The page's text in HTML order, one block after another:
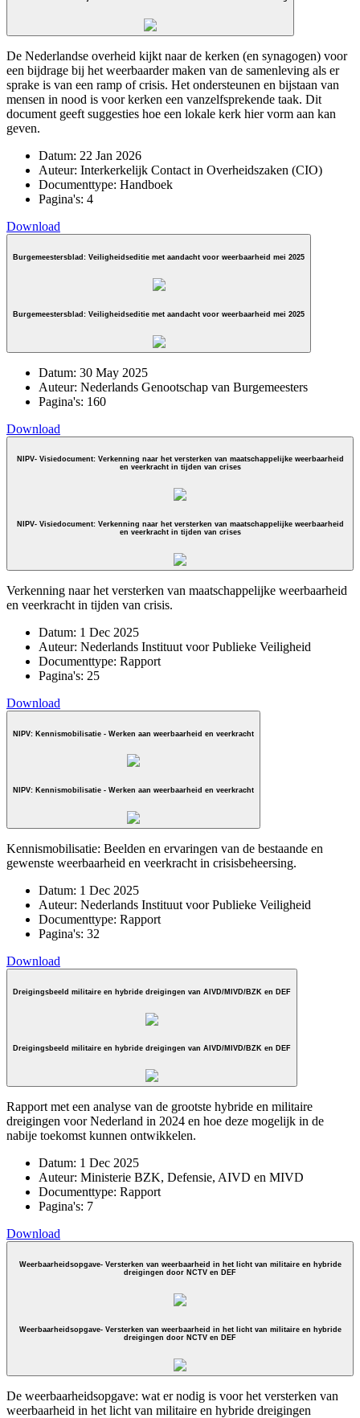
De Nederlandse overheid kijkt naar de kerken (en synagogen) voor
een bijdrage bij het weerbaarder maken van de samenleving als er
sprake is van een ramp of crisis. Het ondersteunen en bijstaan van
mensen in nood is voor kerken een vanzelfsprekende taak. Dit
document geeft suggesties hoe een lokale kerk hier vorm aan kan
geven.
Datum: 22 Jan 2026
Auteur: Interkerkelijk Contact in Overheidszaken (CIO)
Documenttype: Handboek
Pagina's: 4
Download
Burgemeestersblad: Veiligheidseditie met aandacht voor weerbaarheid mei 2025
Burgemeestersblad: Veiligheidseditie met aandacht voor weerbaarheid mei 2025
Datum: 30 May 2025
Auteur: Nederlands Genootschap van Burgemeesters
Pagina's: 160
Download
NIPV- Visiedocument: Verkenning naar het versterken van maatschappelijke weerbaarheid
en veerkracht in tijden van crises
NIPV- Visiedocument: Verkenning naar het versterken van maatschappelijke weerbaarheid
en veerkracht in tijden van crises
Verkenning naar het versterken van maatschappelijke weerbaarheid
en veerkracht in tijden van crisis.
Datum: 1 Dec 2025
Auteur: Nederlands Instituut voor Publieke Veiligheid
Documenttype: Rapport
Pagina's: 25
Download
NIPV: Kennismobilisatie - Werken aan weerbaarheid en veerkracht
NIPV: Kennismobilisatie - Werken aan weerbaarheid en veerkracht
Kennismobilisatie: Beelden en ervaringen van de bestaande en
gewenste weerbaarheid en veerkracht in crisisbeheersing.
Datum: 1 Dec 2025
Auteur: Nederlands Instituut voor Publieke Veiligheid
Documenttype: Rapport
Pagina's: 32
Download
Dreigingsbeeld militaire en hybride dreigingen van AIVD/MIVD/BZK en DEF
Dreigingsbeeld militaire en hybride dreigingen van AIVD/MIVD/BZK en DEF
Rapport met een analyse van de grootste hybride en militaire
dreigingen voor Nederland in 2024 en hoe deze mogelijk in de
nabije toekomst kunnen ontwikkelen.
Datum: 1 Dec 2025
Auteur: Ministerie BZK, Defensie, AIVD en MIVD
Documenttype: Rapport
Pagina's: 7
Download
Weerbaarheidsopgave- Versterken van weerbaarheid in het licht van militaire en hybride
dreigingen door NCTV en DEF
Weerbaarheidsopgave- Versterken van weerbaarheid in het licht van militaire en hybride
dreigingen door NCTV en DEF
De weerbaarheidsopgave: wat er nodig is voor het versterken van
weerbaarheid in het licht van militaire en hybride dreigingen